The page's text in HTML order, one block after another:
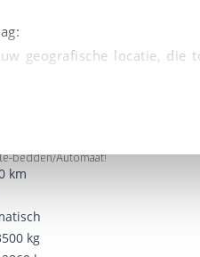
geografische locatie, die
op elk
zorgen we voor een
de website goed werkt.
bedden/Automaat!
km
kg